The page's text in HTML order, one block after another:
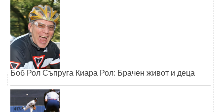
Боб Рол Съпруга Киара Рол: Брачен живот и деца